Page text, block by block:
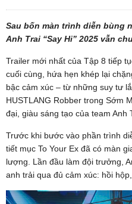
Sau bốn màn trình diễn bùng
Anh Trai “Say Hi” 2025 vẫn
Trailer mới nhất của Tập 8 tiếp
cuối cùng, hứa hẹn khép lại
bậc cảm xúc – từ những suy tư
HUSTLANG Robber trong Sớm
đại, giàu sáng tạo của team Anh
Trước khi bước vào phần trình
tiết mục To Your Ex đã có màn
lượng. Lần đầu làm đội trưởng,
anh trải qua đủ cảm xúc: hồi